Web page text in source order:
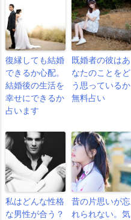
復縁しても結婚
できるか心配。
結婚後の生活を
幸せにできるか
占います
既婚者の彼はあ
なたのことをど
う思っているか
無料占い
私はどんな性格
な男性が合う？
昔の片思いが忘
れられない。気